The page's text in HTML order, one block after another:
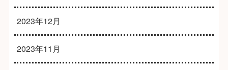
2023年12月
2023年11月